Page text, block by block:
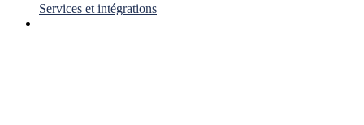
Services et intégrations